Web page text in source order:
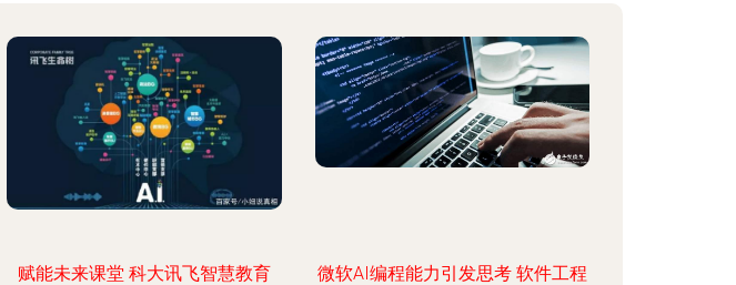
赋能未来课堂 科大讯飞智慧教育
微软AI编程能力引发思考 软件工程